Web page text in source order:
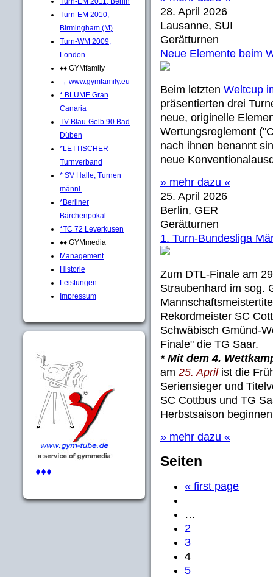
Turn-EM 2010,
Birmingham (M)
Turn-WM 2009,
London
♦♦ GYMfamily
→ www.gymfamily.eu
* BLUME Gran
Canaria
TV Blau-Gelb 90 Bad
Düben
*LETTISCHER
Turnverband
* SV Halle, Turnen
männl.
*Berliner
Bärchenpokal
*TC 72 Leverkusen
♦♦ GYMmedia
Management
Historie
Leistungen
Impressum
♦♦♦
28. April 2026
Lausanne, SUI
Gerätturnen
Neue Elemente beim
Beim letzten Weltcup
präsentierten drei
neue, originelle
Wertungsreglement
nach ihnen benannt
neue
» mehr dazu «
25. April 2026
Berlin, GER
Gerätturnen
1. Turn-Bundesliga
Zum DTL-Finale am
Straubenhard im sog.
Rekordmeister SC
Schwäbisch Gmünd-
Finale" die TG Saar.
* Mit dem 4.
am 25. Aprilist die
Seriensieger und
SC Cottbus und TG
Herbstsaison
» mehr dazu «
Seiten
« first page
…
2
3
4
5